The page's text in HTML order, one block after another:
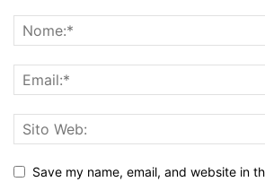
Save my name, email, and website in